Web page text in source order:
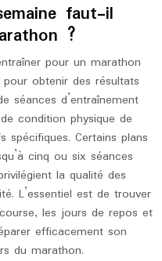
faut-il
?
pour un marathon
obtenir des résultats
séances d’entraînement
condition physique de
Certains plans
cinq ou six séances
la qualité des
L’essentiel est de trouver
les jours de repos et
efficacement son
du marathon.